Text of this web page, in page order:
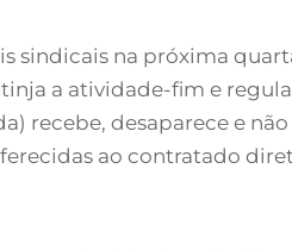
sindicais na próxima
a atividade-fim e
recebe, desaparece e
ao contratado